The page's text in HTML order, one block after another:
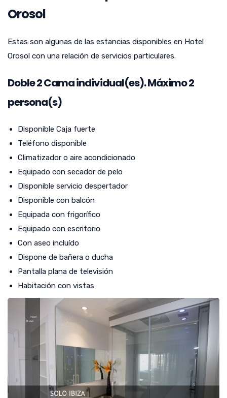
Orosol
Estas son algunas de las estancias disponibles en Hotel
Orosol con una relación de servicios particulares.
Doble2Cama individual(es). Máximo 2
persona(s)
Disponible Caja fuerte
Teléfono disponible
Climatizador o aire acondicionado
Equipado con secador de pelo
Disponible servicio despertador
Disponible con balcón
Equipada con frigorífico
Equipado con escritorio
Con aseo incluído
Dispone de bañera o ducha
Pantalla plana de televisión
Habitación con vistas